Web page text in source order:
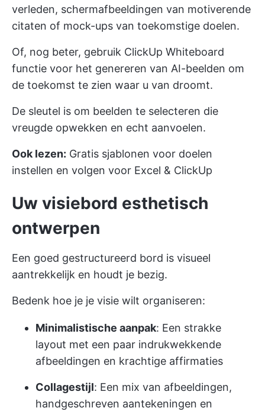
verleden, schermafbeeldingen van motiverende
citaten of mock-ups van toekomstige doelen.
Of, nog beter, gebruik ClickUp Whiteboard
functie voor het genereren van AI-beelden om
de toekomst te zien waar u van droomt.
De sleutel is om beelden te selecteren die
vreugde opwekken en echt aanvoelen.
Ook lezen: Gratis sjablonen voor doelen
instellen en volgen voor Excel & ClickUp
Uw visiebord esthetisch
ontwerpen
Een goed gestructureerd bord is visueel
aantrekkelijk en houdt je bezig.
Bedenk hoe je je visie wilt organiseren:
Minimalistische aanpak: Een strakke
layout met een paar indrukwekkende
afbeeldingen en krachtige affirmaties
Collagestijl: Een mix van afbeeldingen,
handgeschreven aantekeningen en